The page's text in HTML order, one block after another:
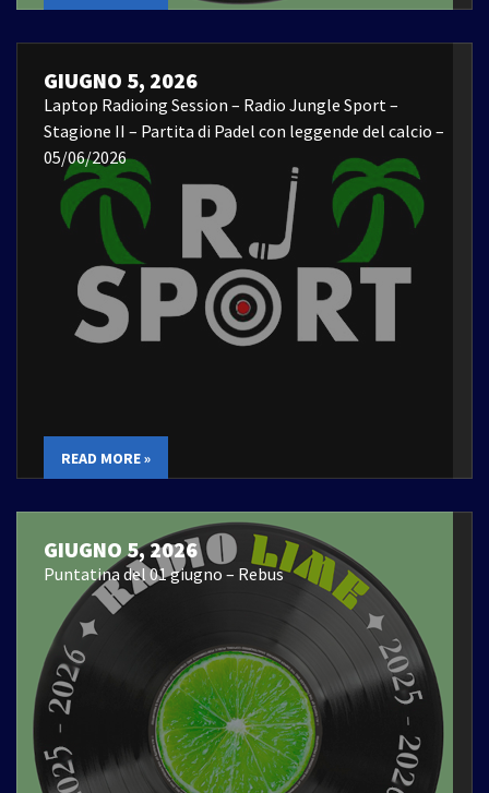
GIUGNO 5, 2026
Laptop Radioing Session – Radio Jungle Sport –
Stagione II – Partita di Padel con leggende del calcio –
05/06/2026
READ MORE »
GIUGNO 5, 2026
Puntatina del 01 giugno – Rebus